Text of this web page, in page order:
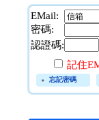
EMail:
密碼:
認證碼:
記住
忘記密碼